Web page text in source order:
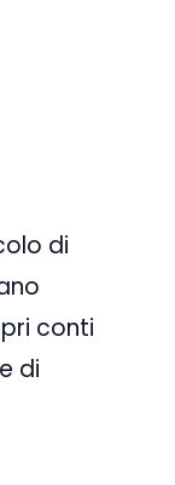
di
conti
di